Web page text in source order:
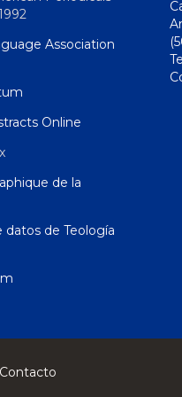
Association
Online
de la
datos de Teología
Contacto